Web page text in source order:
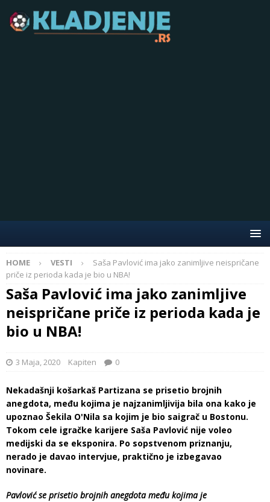
HOME VESTI
Saša Pavlović ima jako zanimljive neispričane
priče iz perioda kada je bio u NBA!
Saša Pavlović ima jako zanimljive
neispričane priče iz perioda kada je
bio u NBA!
3 Maja, 2020 Kapiten 0
Nekadašnji košarkaš Partizana se prisetio brojnih
anegdota, među kojima je najzanimljivija bila ona kako je
upoznao Šekila O'Nila sa kojim je bio saigrač u Bostonu.
Tokom cele igračke karijere Saša Pavlović nije voleo
medijski da se eksponira. Po sopstvenom priznanju,
nerado je davao intervjue, praktično je izbegavao
novinare.
Pavlović se prisetio brojnih anegdota među kojima je